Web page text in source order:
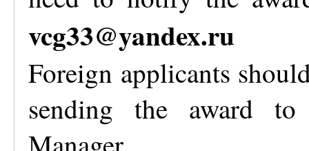
vcg33@yandex.ru
Foreign applicants
sending the award